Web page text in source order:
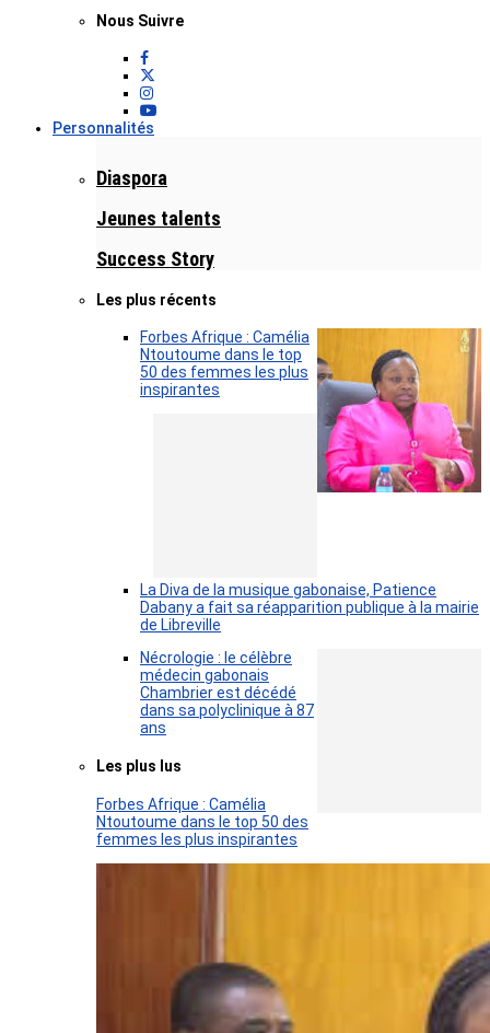
Nous Suivre
Personnalités
Diaspora
Jeunes talents
Success Story
Les plus récents
Forbes Afrique : Camélia
Ntoutoume dans le top
50 des femmes les plus
inspirantes
La Diva de la musique gabonaise, Patience
Dabany a fait sa réapparition publique à la mairie
de Libreville
Nécrologie : le célèbre
médecin gabonais
Chambrier est décédé
dans sa polyclinique à 87
ans
Les plus lus
Forbes Afrique : Camélia
Ntoutoume dans le top 50 des
femmes les plus inspirantes